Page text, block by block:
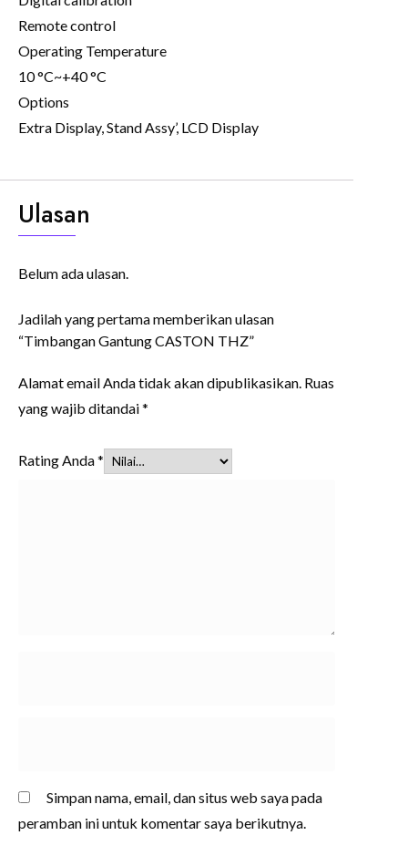
Remote control
Operating Temperature
10 °C~+40 °C
Options
Extra Display, Stand Assy’, LCD Display
Ulasan
Belum ada ulasan.
Jadilah yang pertama memberikan ulasan
“Timbangan Gantung CASTON THZ”
Alamat email Anda tidak akan dipublikasikan. Ruas
yang wajib ditandai*
Rating Anda*
Simpan nama, email, dan situs web saya pada
peramban ini untuk komentar saya berikutnya.